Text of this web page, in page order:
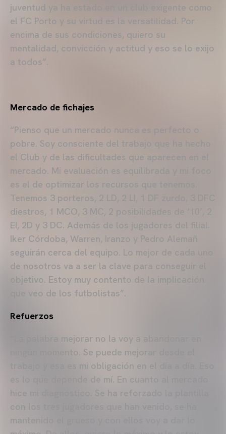
juventud ya ha estado en un club exigente como
el FC Porto y su virtud es la versatilidad. Por
encima de sus condiciones, quiero su
mentalidad, convicción y actitud y eso se lo exijo
a todos”.
Mercado de fichajes
“Pienso que un mercado nunca es perfecto o
pobre. Soy consciente del trabajo que ha hecho
el Club y de las dificultades que aparecen en el
mercado. Mi evaluación es equilibrada y mi foco
es el de optimizar los recursos que tenemos.
Tenemos 3 porteros, 2 LD, 2 LI, 1 DF zurdo, 3 DFC
diestros, 1 MCO, 3 MC, 2 posibilidades de ‘10’, 2
EI, 2D y 3 DC. Además de los jugadores del filial.
Iker Córdoba, Warren, Iranzo y Pedro Alemañ
seguirán cerca del equipo. Lo mejor de cada uno
de nosotros va a ser la clave para conseguir el
objetivo. Estoy muy contento de la implicación
que veo de los futbolistas”.
Refuerzos
“La palabra mejorar no la voy a abandonar en
ningún momento. Se puede mejorar desde el
trabajo y esa es mi obligación en el día a día. Eso
es lo que depende de mí. En cuanto al mercado
hice mi diagnóstico. Se ha reforzado la plantilla
con los tres jugadores que han venido, se ha
mantenido el grueso y con ellos voy a dar lo